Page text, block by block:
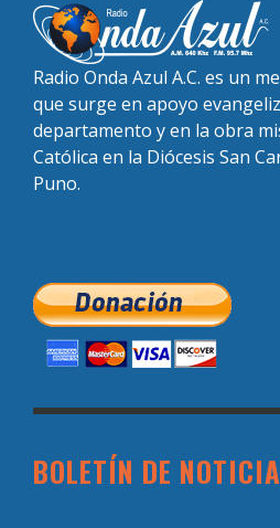
Radio Onda Azul A.C. es un
que surge en apoyo
departamento y en la obra
Católica en la Diócesis San
Puno.
BOLETÍN DE